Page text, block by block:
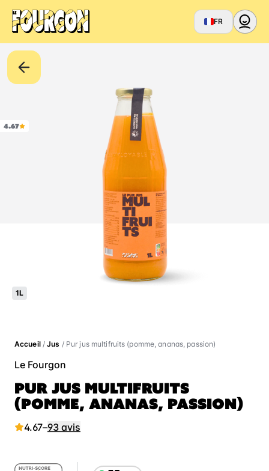
FR
4.67
1L
Accueil/Jus / Pur jus multifruits (pomme, ananas, passion)
Le Fourgon
PUR JUS MULTIFRUITS
(POMME, ANANAS, PASSION)
4.67–93 avis